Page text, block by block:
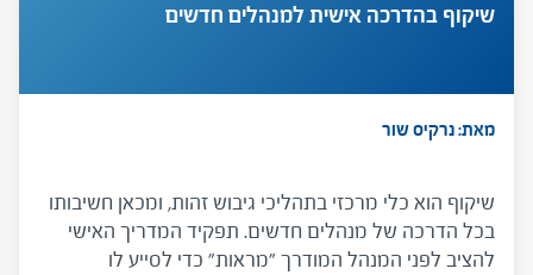
שיקוף בהדרכה אישית למנהלים חדשים
מאת: נרקיס שור
שיקוף הוא כלי מרכזי בתהליכי גיבוש זהות, ומכאן חשיבותו
בכל הדרכה של מנהלים חדשים. תפקיד המדריך האישי
להציב לפני המנהל המודרך "מראות" כדי לסייע לו